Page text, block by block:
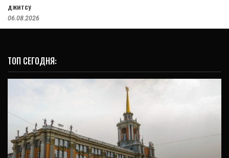
джитсу
06.08.2026
ТОП СЕГОДНЯ: